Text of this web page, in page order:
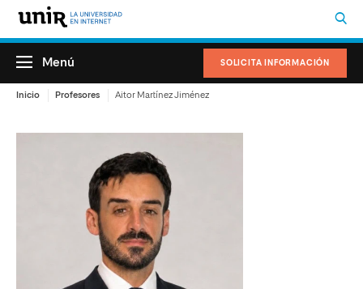
SOLICITA INFORMACIÓN
Menú
Inicio Profesores Aitor Martínez Jiménez